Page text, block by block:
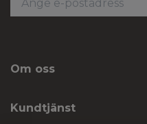
Om oss
Kundtjänst